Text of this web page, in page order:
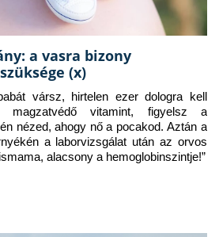
a vasra bizony
(x)
vársz, hirtelen ezer dologra kell
magzatvédő vitamint, figyelsz a
nézed, ahogy nő a pocakod. Aztán a
a laborvizsgálat után az orvos
alacsony a hemoglobinszintje!”